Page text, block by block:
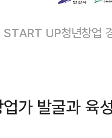
UP청년창업
가 발굴과 육